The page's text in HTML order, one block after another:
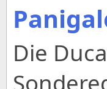
Die